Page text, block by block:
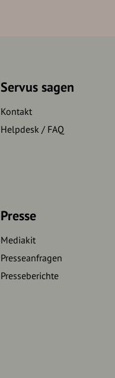
Servus sagen
Kontakt
Helpdesk / FAQ
Presse
Mediakit
Presseanfragen
Presseberichte